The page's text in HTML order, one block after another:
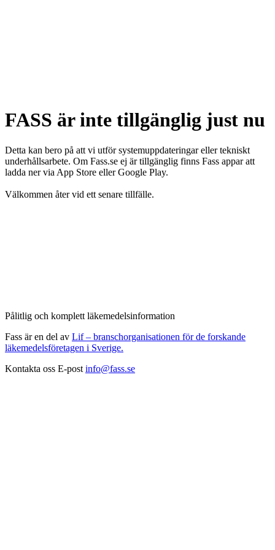
FASS är inte tillgänglig just nu
Detta kan bero på att vi utför systemuppdateringar eller tekniskt
underhållsarbete. Om Fass.se ej är tillgänglig finns Fass appar att
ladda ner via App Store eller Google Play.
Välkommen åter vid ett senare tillfälle.
Pålitlig och komplett läkemedelsinformation
Fass är en del av Lif – branschorganisationen för de forskande
läkemedelsföretagen i Sverige.
Kontakta oss E-post info@fass.se